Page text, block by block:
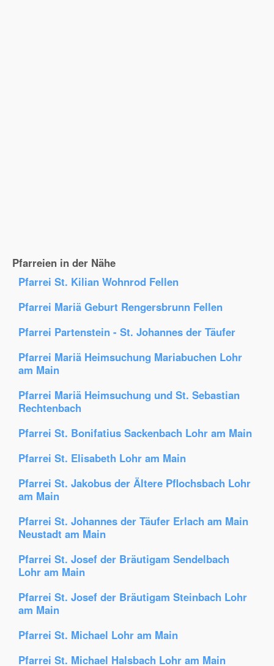
Pfarreien in der Nähe
Pfarrei St. Kilian Wohnrod Fellen
Pfarrei Mariä Geburt Rengersbrunn Fellen
Pfarrei Partenstein - St. Johannes der Täufer
Pfarrei Mariä Heimsuchung Mariabuchen Lohr
am Main
Pfarrei Mariä Heimsuchung und St. Sebastian
Rechtenbach
Pfarrei St. Bonifatius Sackenbach Lohr am Main
Pfarrei St. Elisabeth Lohr am Main
Pfarrei St. Jakobus der Ältere Pflochsbach Lohr
am Main
Pfarrei St. Johannes der Täufer Erlach am Main
Neustadt am Main
Pfarrei St. Josef der Bräutigam Sendelbach
Lohr am Main
Pfarrei St. Josef der Bräutigam Steinbach Lohr
am Main
Pfarrei St. Michael Lohr am Main
Pfarrei St. Michael Halsbach Lohr am Main